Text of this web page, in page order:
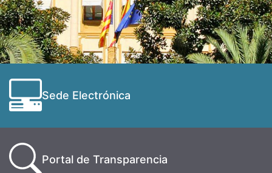
Sede Electrónica
Portal de Transparencia